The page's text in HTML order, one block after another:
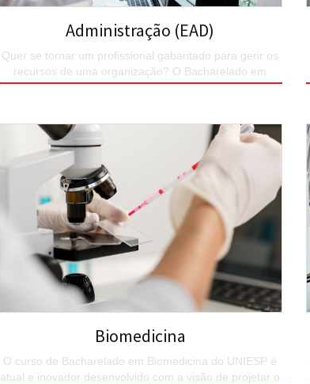
Administração (EAD)
Quer se tornar um profissional gabaritado para gerir os
recursos de uma organização? O Bacharelado em
Administração do UNIESP é o seu curso.
Biomedicina
O curso de Bacharelado em Biomedicina do UNIESP é
atual e inovador desenvolvido com a visão de projetar o